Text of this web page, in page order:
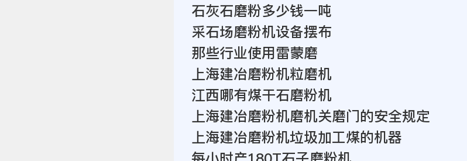
石灰石磨粉多少钱一吨
采石场磨粉机设备摆布
那些行业使用雷蒙磨
上海建冶磨粉机粒磨机
江西哪有煤干石磨粉机
上海建冶磨粉机磨机关磨门的安全规定
上海建冶磨粉机垃圾加工煤的机器